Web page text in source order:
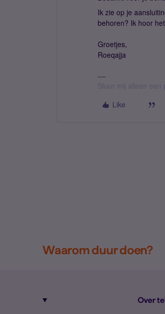
Ik zie op je
behoren? Ik hoor
Groetjes,
Roeqajja
Stuur mij alleen een
Like
Waarom duur doen?
Over